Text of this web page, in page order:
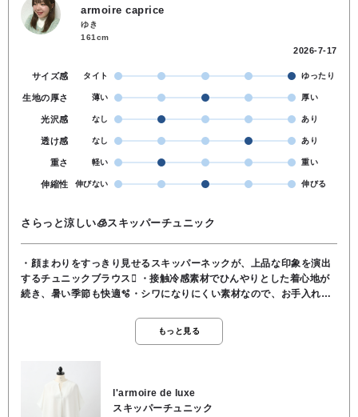
armoire caprice
ゆき
161cm
2026-7-17
サイズ感 タイト ゆったり
生地の厚さ 薄い 厚い
光沢感 なし あり
透け感 なし あり
重さ 軽い 重い
伸縮性 伸びない 伸びる
さらっと涼しい🧊スキッパーチュニック
・顔まわりをすっきり見せるスキッパーネックが、上品な印象を演出
するチュニックブラウス🫍 ・接触冷感素材でひんやりとした着心地が
続き、暑い季節も快適🫧・シワになりにくい素材なので、お手入れが
ある着丈で、体型カバーも叶える一枚。・パンツとの相性が良く、通
勤やオフィススタイルはもちろん、お出かけにも活躍する着回し力抜
テル100％ ⚪️洗濯機可能⭕️
もっと見る
l'armoire de luxe
スキッパーチュニック